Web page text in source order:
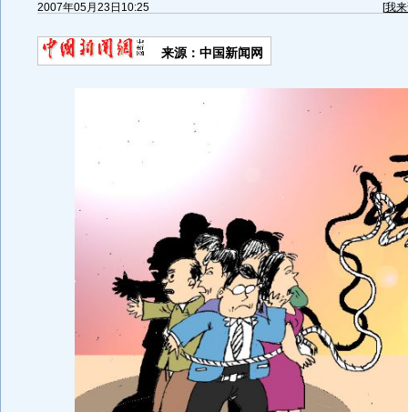
2007年05月23日10:25 [我
来源：中国新闻网